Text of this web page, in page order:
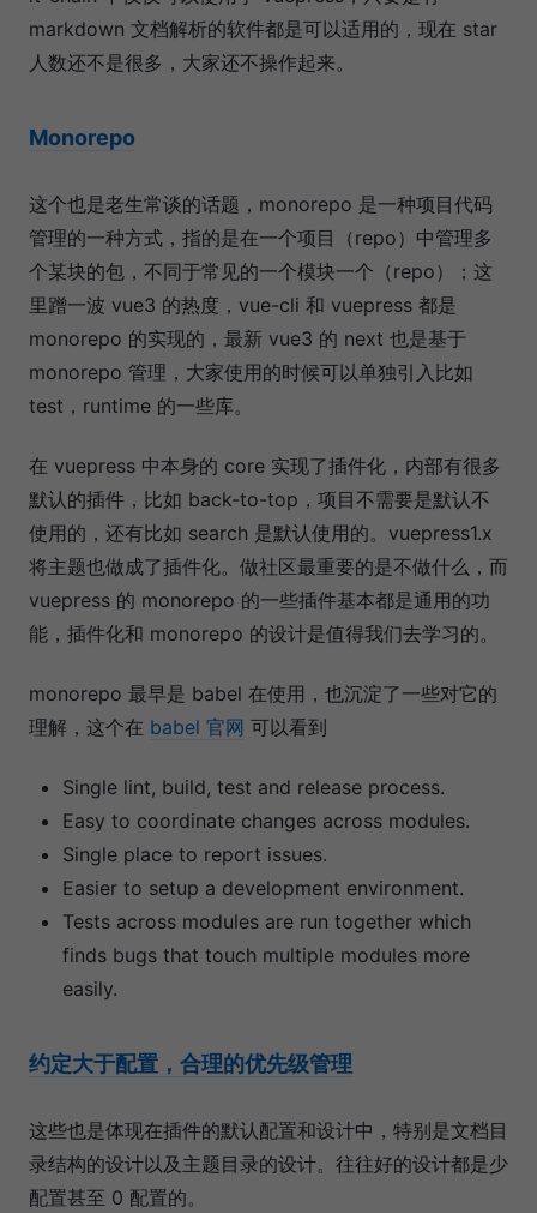
markdown 文档解析的软件都是可以适用的，现在 star
人数还不是很多，大家还不操作起来。
Monorepo
这个也是老生常谈的话题，monorepo 是一种项目代码
管理的一种方式，指的是在一个项目（repo）中管理多
个某块的包，不同于常见的一个模块一个（repo）；这
里蹭一波 vue3 的热度，vue-cli 和 vuepress 都是
monorepo 的实现的，最新 vue3 的 next 也是基于
monorepo 管理，大家使用的时候可以单独引入比如
test，runtime 的一些库。
在 vuepress 中本身的 core 实现了插件化，内部有很多
默认的插件，比如 back-to-top，项目不需要是默认不
使用的，还有比如 search 是默认使用的。vuepress1.x
将主题也做成了插件化。做社区最重要的是不做什么，而
vuepress 的 monorepo 的一些插件基本都是通用的功
能，插件化和 monorepo 的设计是值得我们去学习的。
monorepo 最早是 babel 在使用，也沉淀了一些对它的
理解，这个在 babel 官网 可以看到
Single lint, build, test and release process.
Easy to coordinate changes across modules.
Single place to report issues.
Easier to setup a development environment.
Tests across modules are run together which
finds bugs that touch multiple modules more
easily.
约定大于配置，合理的优先级管理
这些也是体现在插件的默认配置和设计中，特别是文档目
录结构的设计以及主题目录的设计。往往好的设计都是少
配置甚至 0 配置的。